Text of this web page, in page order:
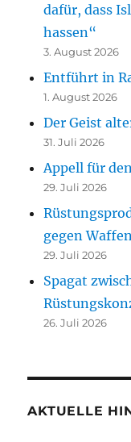
dafür, dass
hassen“
3. August 2026
Entführt in
1. August 2026
Der Geist
31. Juli 2026
Appell für
29. Juli 2026
gegen
29. Juli 2026
Spagat
26. Juli 2026
AKTUELLE